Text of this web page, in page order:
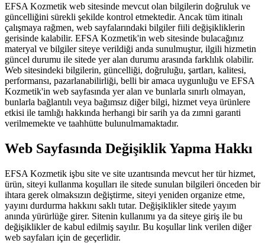
EFSA Kozmetik web sitesinde mevcut olan bilgilerin doğruluk ve
güncelliğini sürekli şekilde kontrol etmektedir. Ancak tüm itinalı
çalışmaya rağmen, web sayfalarındaki bilgiler fiili değişikliklerin
gerisinde kalabilir. EFSA Kozmetik'in web sitesinde bulacağınız
materyal ve bilgiler siteye verildiği anda sunulmuştur, ilgili hizmetin
güncel durumu ile sitede yer alan durumu arasında farklılık olabilir.
Web sitesindeki bilgilerin, güncelliği, doğruluğu, şartları, kalitesi,
performansı, pazarlanabilirliği, belli bir amaca uygunluğu ve EFSA
Kozmetik'in web sayfasında yer alan ve bunlarla sınırlı olmayan,
bunlarla bağlantılı veya bağımsız diğer bilgi, hizmet veya ürünlere
etkisi ile tamlığı hakkında herhangi bir sarih ya da zımni garanti
verilmemekte ve taahhütte bulunulmamaktadır.
Web Sayfasında Değişiklik Yapma Hakkı
EFSA Kozmetik işbu site ve site uzantısında mevcut her tür hizmet,
ürün, siteyi kullanma koşulları ile sitede sunulan bilgileri önceden bir
ihtara gerek olmaksızın değiştirme, siteyi yeniden organize etme,
yayını durdurma hakkını saklı tutar. Değişiklikler sitede yayım
anında yürürlüğe girer. Sitenin kullanımı ya da siteye giriş ile bu
değişiklikler de kabul edilmiş sayılır. Bu koşullar link verilen diğer
web sayfaları için de geçerlidir.